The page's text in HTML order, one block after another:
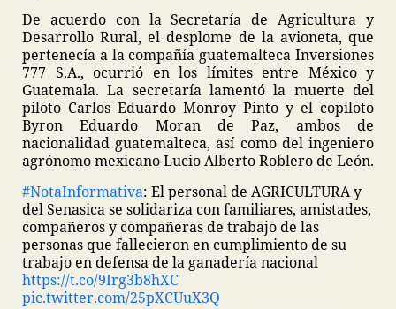
De acuerdo con la Secretaría de Agricultura y
Desarrollo Rural, el desplome de la avioneta, que
pertenecía a la compañía guatemalteca Inversiones
777 S.A., ocurrió en los límites entre México y
Guatemala. La secretaría lamentó la muerte del
piloto Carlos Eduardo Monroy Pinto y el copiloto
Byron Eduardo Moran de Paz, ambos de
nacionalidad guatemalteca, así como del ingeniero
agrónomo mexicano Lucio Alberto Roblero de León.
#NotaInformativa: El personal de AGRICULTURA y
del Senasica se solidariza con familiares, amistades,
compañeros y compañeras de trabajo de las
personas que fallecieron en cumplimiento de su
trabajo en defensa de la ganadería nacional
https://t.co/9Irg3b8hXC
pic.twitter.com/25pXCUuX3Q